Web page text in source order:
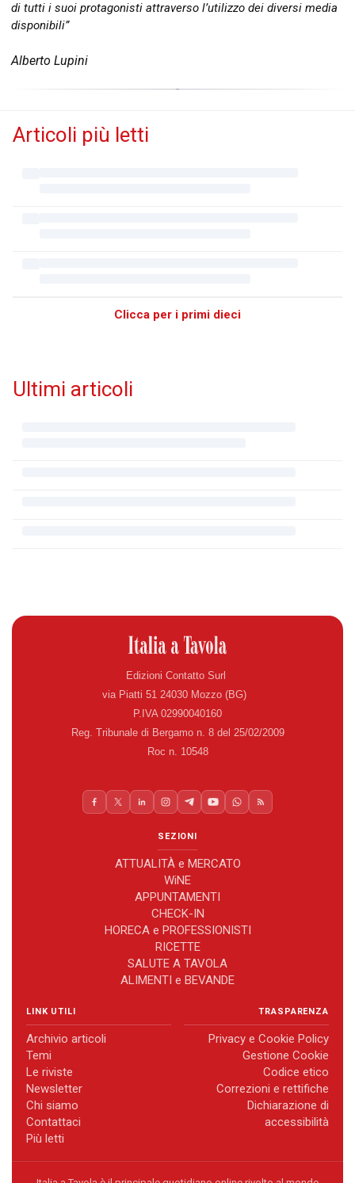
di tutti i suoi protagonisti attraverso l’utilizzo dei diversi media
disponibili”
Alberto Lupini
Articoli più letti
Clicca per i primi dieci
Ultimi articoli
Edizioni Contatto Surl
via Piatti 51 24030 Mozzo (BG)
P.IVA 02990040160
Reg. Tribunale di Bergamo n. 8 del 25/02/2009
Roc n. 10548
SEZIONI
ATTUALITÀ e MERCATO
WiNE
APPUNTAMENTI
CHECK-IN
HORECA e PROFESSIONISTI
RICETTE
SALUTE A TAVOLA
ALIMENTI e BEVANDE
LINK UTILI
Archivio articoli
Temi
Le riviste
Newsletter
Chi siamo
Contattaci
Più letti
TRASPARENZA
Privacy e Cookie Policy
Gestione Cookie
Codice etico
Correzioni e rettifiche
Dichiarazione di
accessibilità